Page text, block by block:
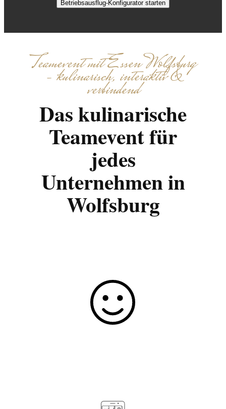
Betriebsausflug-Konfigurator starten
Teamevent mit Essen Wolfsburg
– kulinarisch, interaktiv &
verbindend
Das kulinarische
Teamevent für
jedes
Unternehmen in
Wolfsburg